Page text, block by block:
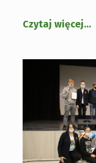
Czytaj więcej…